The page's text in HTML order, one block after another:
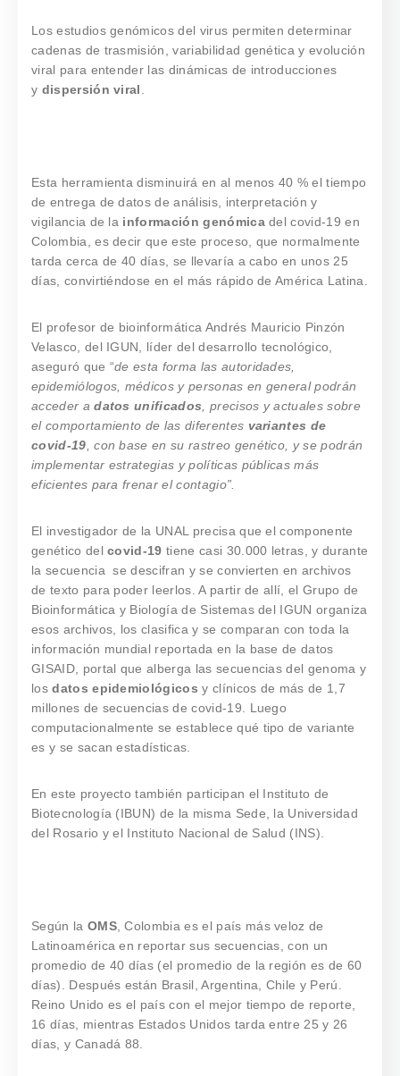
Los estudios genómicos del virus permiten determinar
cadenas de trasmisión, variabilidad genética y evolución
viral para entender las dinámicas de introducciones
y dispersión viral
Esta herramienta disminuirá en al menos 40 % el tiempo
de entrega de datos de análisis, interpretación y
vigilancia de la información genómicadel covid-19 en
Colombia, es decir que este proceso, que normalmente
tarda cerca de 40 días, se llevaría a cabo en unos 25
días, convirtiéndose en el más rápido de América Latina.
El profesor de bioinformática Andrés Mauricio Pinzón
Velasco, del IGUN, líder del desarrollo tecnológico,
aseguró que “de esta forma las autoridades,
epidemiólogos, médicos y personas en general podrán
acceder adatos unificados , precisos y actuales sobre
el comportamiento de las diferentes variantes de
covid-19 , con base en su rastreo genético, y se podrán
implementar estrategias y políticas públicas más
eficientes para frenar el contagio”.
El investigador de la UNAL precisa que el componente
genético delcovid-19tiene casi 30.000 letras, y durante
la secuencia se descifran y se convierten en archivos
de texto para poder leerlos. A partir de allí, el Grupo de
Bioinformática y Biología de Sistemas del IGUN organiza
esos archivos, los clasifica y se comparan con toda la
información mundial reportada en la base de datos
GISAID, portal que alberga las secuencias del genoma y
losdatos epidemiológicos y clínicos de más de 1,7
millones de secuencias de covid-19. Luego
computacionalmente se establece qué tipo de variante
es y se sacan estadísticas.
En este proyecto también participan el Instituto de
Biotecnología (IBUN) de la misma Sede, la Universidad
del Rosario y el Instituto Nacional de Salud (INS).
Según la OMS, Colombia es el país más veloz de
Latinoamérica en reportar sus secuencias, con un
promedio de 40 días (el promedio de la región es de 60
días). Después están Brasil, Argentina, Chile y Perú.
Reino Unido es el país con el mejor tiempo de reporte,
16 días, mientras Estados Unidos tarda entre 25 y 26
días, y Canadá 88.